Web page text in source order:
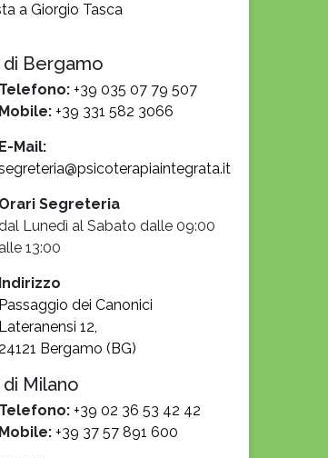
a Giorgio Tasca
Bergamo
Telefono: +39 035 07 79 507
Mobile: +39 331 582 3066
E-Mail:
Orari Segreteria
Lunedì al Sabato dalle 09:00
alle 13:00
Indirizzo
Passaggio dei Canonici
Lateranensi 12,
24121 Bergamo (BG)
Milano
Telefono: +39 02 36 53 42 42
Mobile: +39 37 57 891 600